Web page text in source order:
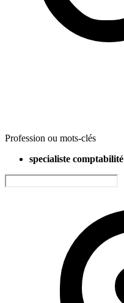
Profession ou mots-clés
specialiste comptabilité